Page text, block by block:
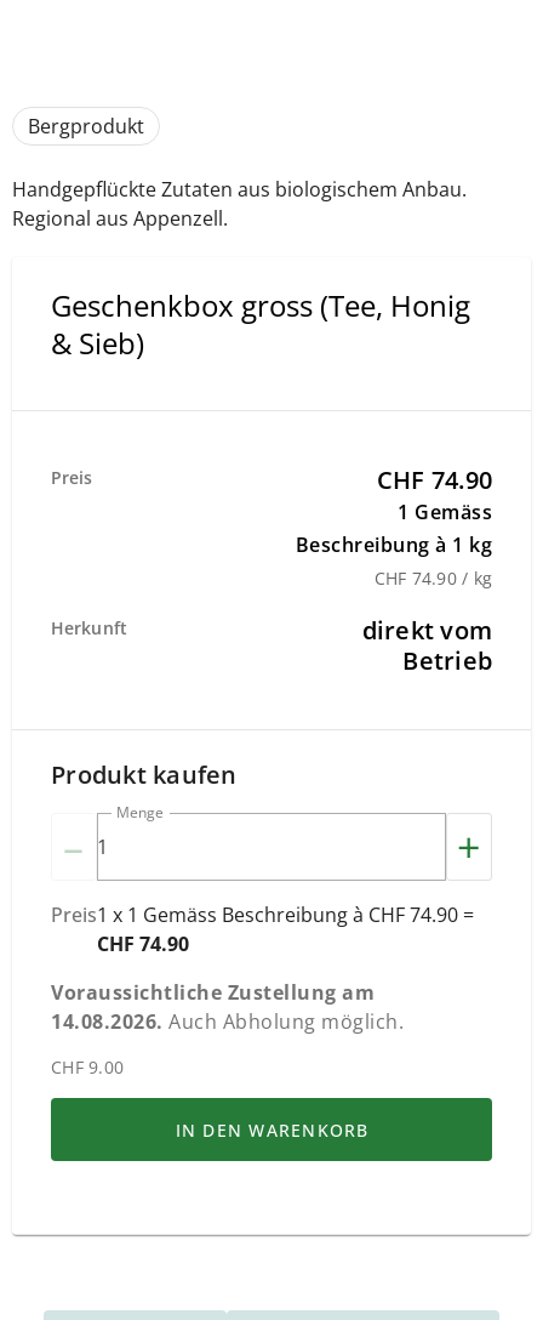
Bergprodukt
Handgepflückte Zutaten aus biologischem Anbau.
Regional aus Appenzell.
Geschenkbox gross (Tee, Honig
& Sieb)
Preis CHF 74.90
1 Gemäss
Beschreibung à 1 kg
CHF 74.90 / kg
Herkunft
direkt vom
Betrieb
Produkt kaufen
–
Menge
+
Preis1 x 1 Gemäss Beschreibung à CHF 74.90 =
CHF 74.90
Voraussichtliche Zustellung am
14.08.2026. Auch Abholung möglich.
CHF 9.00
IN DEN WARENKORB